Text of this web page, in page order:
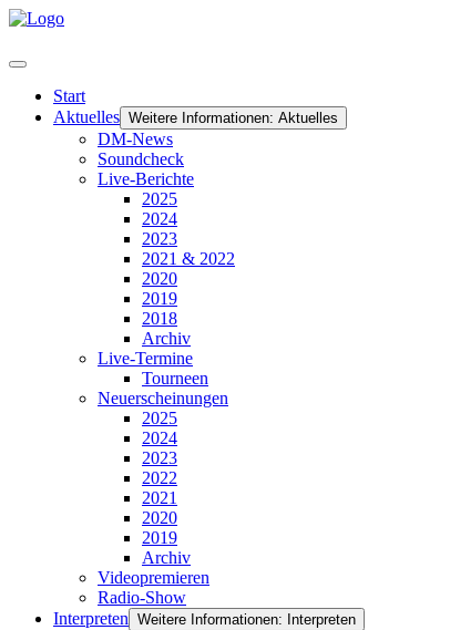
Start
Aktuelles Weitere Informationen: Aktuelles
DM-News
Soundcheck
Live-Berichte
2025
2024
2023
2021 & 2022
2020
2019
2018
Archiv
Live-Termine
Tourneen
Neuerscheinungen
2025
2024
2023
2022
2021
2020
2019
Archiv
Videopremieren
Radio-Show
Interpreten Weitere Informationen: Interpreten